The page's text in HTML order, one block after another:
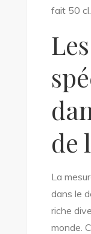
fait 50 cl.
de
La
dans le
riche
monde.